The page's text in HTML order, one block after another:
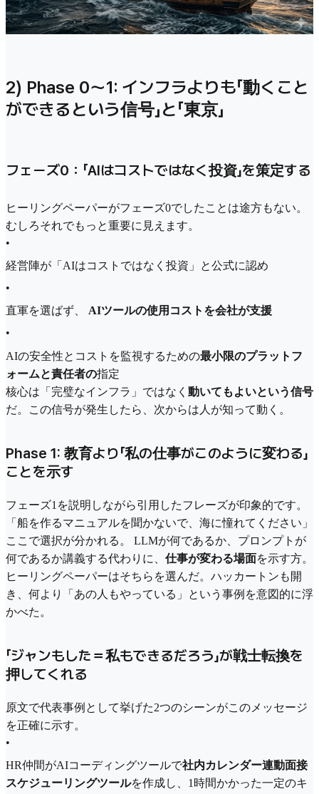
2) Phase 0～1: インフラよりも「動くこと
ができるという信号」と「東京」
フェーズ0：「AIはコストではなく投資」を策定する
ヒーリングペーパーがフェーズ0でしたことは途方もない。
むしろそれでもっと重要に見えます。
•
経営陣が「AIはコストではなく投資」と公式に認め
•
直軍を選ばず、 AIツールの使用コストを会社が支援
•
AIの安全性とコストを監視するための最小限のプラットフ
ォームと責任者の指定
核心は「完璧なインフラ」ではなく 動いてもよいという信号
だ。この信号が発生したら、次からは人が知って動く。
Phase 1: 教育より「私の仕事がこのように変わる」
ことを示す
フェーズ1を説明しながら引用したフレーズが印象的です。
「船を作るマニュアルを聞かないで、海に憧れてください」
ここで選択が分かれる。 LLMが何であるか、プロンプトが
何であるか講義する代わりに、 仕事が変わる場面を示す方。
ヒーリングペーパーはそちらを選んだ。ハッカートンも開
き、何より「あの人もやっている」という事例を意図的に浮
かべた。
「ジャンもした＝私もできるだろう」が戦士転換を
押してくれる
原文で代表事例として挙げた2つのシーンがこのメッセージ
を正確に示す。
•
HR仲間がAIコーディングツールで社内カレンダー連動面接
スケジューリングツールを作成し、1時間かかった一定のキ